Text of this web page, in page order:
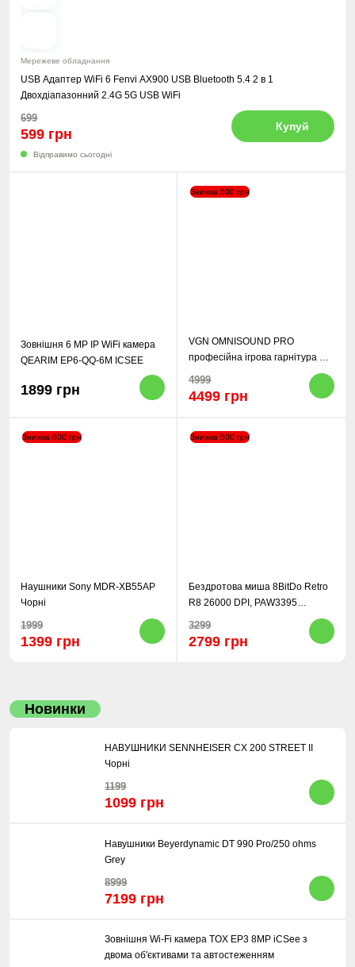
Мережеве обладнання
USB Адаптер WiFi 6 Fenvi AX900 USB Bluetooth 5.4 2 в 1
Двохдіапазонний 2.4G 5G USB WiFi
699
599 грн
Купуй
Відправимо сьогодні
Зовнішня 6 MP IP WiFi камера
QEARIM EP6-QQ-6M ICSEE
1899 грн
Знижка 500 грн
VGN OMNISOUND PRO
професійна ігрова гарнітура 7.1
Чорні
4999
4499 грн
Знижка 600 грн
Наушники Sony MDR-XB55AP
Чорні
1999
1399 грн
Знижка 500 грн
Бездротова миша 8BitDo Retro
R8 26000 DPI, PAW3395
2.4G/BT N Edition Сіра
3299
2799 грн
Новинки
НАВУШНИКИ SENNHEISER CX 200 STREET II
Чорні
1199
1099 грн
Навушники Beyerdynamic DT 990 Pro/250 ohms
Grey
8999
7199 грн
Зовнішня Wi-Fi камера TOX EP3 8MP iCSee з
двома об'єктивами та автостеженням